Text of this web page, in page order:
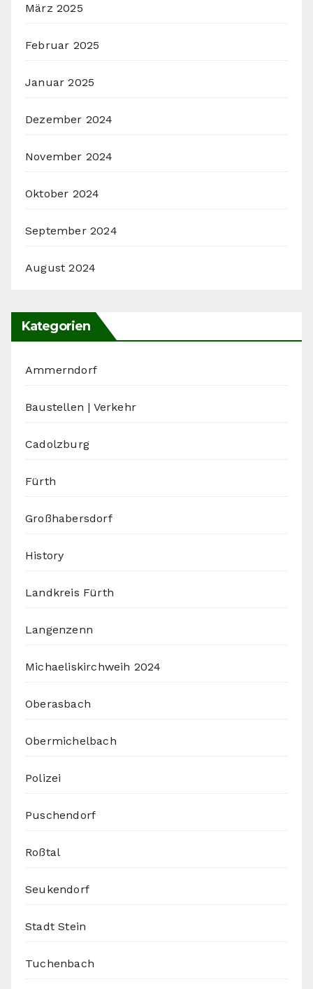
März 2025
Februar 2025
Januar 2025
Dezember 2024
November 2024
Oktober 2024
September 2024
August 2024
Kategorien
Ammerndorf
Baustellen | Verkehr
Cadolzburg
Fürth
Großhabersdorf
History
Landkreis Fürth
Langenzenn
Michaeliskirchweih 2024
Oberasbach
Obermichelbach
Polizei
Puschendorf
Roßtal
Seukendorf
Stadt Stein
Tuchenbach